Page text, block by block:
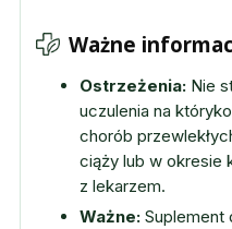
Ważne
Ostrzeżenia: Nie
uczulenia na
chorób
ciąży lub w okresie
z lekarzem.
Ważne: Suplement